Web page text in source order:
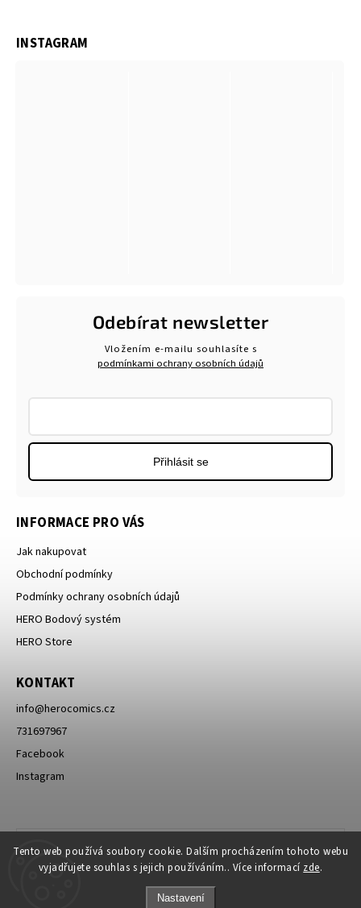
Tento web používá soubory cookie. Dalším procházením tohoto webu
vyjadřujete souhlas s jejich používáním.. Více informací zde.
Nastavení
INFORMACE PRO VÁS
Jak nakupovat
Obchodní podmínky
Podmínky ochrany osobních údajů
HERO Bodový systém
HERO Store
KONTAKT
info@herocomics.cz
731697967
Facebook
Instagram
INSTAGRAM
Odebírat newsletter
Vložením e-mailu souhlasíte s
podmínkami ochrany osobních údajů
Přihlásit se